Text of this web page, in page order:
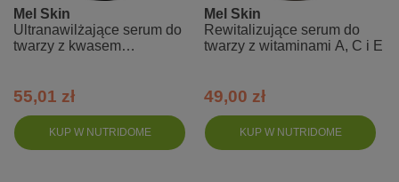
KUP W NUTRIDOME
Mel Skin
Ultranawilżające serum do
twarzy z kwasem
55,01 zł
KUP W NUTRIDOME
Mel Skin
Rewitalizujące serum do
twarzy z witaminami A, C i E
49,00 zł